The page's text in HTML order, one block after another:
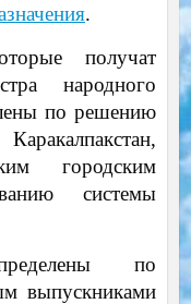
.
получат
народного
по решению
городским
системы
по
выпускниками